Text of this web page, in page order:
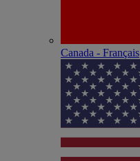
Canada - Français